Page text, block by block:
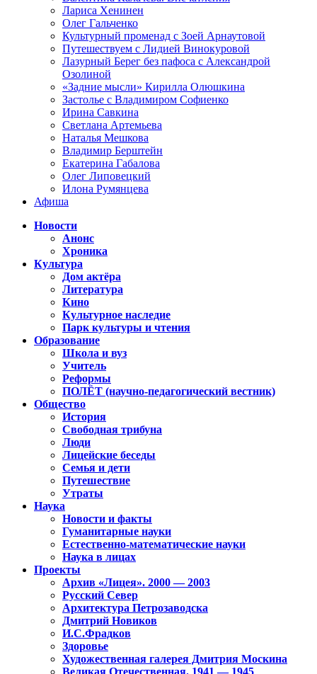
Лариса Хенинен
Олег Гальченко
Культурный променад с Зоей Арнаутовой
Путешествуем с Лидией Винокуровой
Лазурный Берег без пафоса с Александрой
Озолиной
«Задние мысли» Кирилла Олюшкина
Застолье с Владимиром Софиенко
Ирина Савкина
Светлана Артемьева
Наталья Мешкова
Владимир Берштейн
Екатерина Габалова
Олег Липовецкий
Илона Румянцева
Афиша
Новости
Анонс
Хроника
Культура
Дом актёра
Литература
Кино
Культурное наследие
Парк культуры и чтения
Образование
Школа и вуз
Учитель
Реформы
ПОЛЁТ (научно-педагогический вестник)
Общество
История
Свободная трибуна
Люди
Лицейские беседы
Семья и дети
Путешествие
Утраты
Наука
Новости и факты
Гуманитарные науки
Естественно-математические науки
Наука в лицах
Проекты
Архив «Лицея». 2000 — 2003
Русский Север
Архитектура Петрозаводска
Дмитрий Новиков
И.С.Фрадков
Здоровье
Художественная галерея Дмитрия Москина